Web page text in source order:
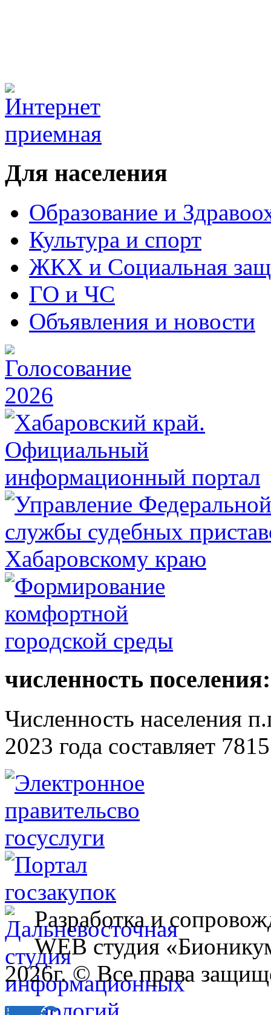
Для населения
Образование и
Культура и спорт
ЖКХ и Социальная
ГО и ЧС
Объявления и новости
численность поселения:
Численность населения
2023 года составляет
Разработка и
WEB студия
2026г. © Все права